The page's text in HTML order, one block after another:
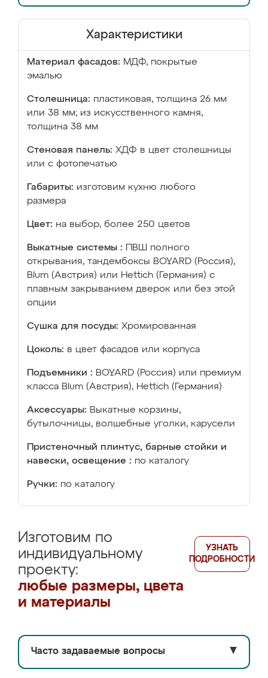
Характеристики
Материал фасадов: МДФ, покрытые
эмалью
Столешница: пластиковая, толщина 26 мм
или 38 мм; из искусственного камня,
толщина 38 мм
Стеновая панель: ХДФ в цвет столешницы
или с фотопечатью
Габариты: изготовим кухню любого
размера
Цвет: на выбор, более 250 цветов
Выкатные системы :
ПВШ полного
открывания, тандембоксы BOYARD (Россия),
Blum (Австрия) или Hettich (Германия) с
плавным закрыванием дверок или без этой
опции
Сушка для посуды: Хромированная
Цоколь: в цвет фасадов или корпуса
Подъемники : BOYARD (Россия) или премиум
класса Blum (Австрия), Hettich (Германия)
Аксессуары: Выкатные корзины,
бутылочницы, волшебные уголки, карусели
Пристеночный плинтус, барные стойки и
навески, освещение : по каталогу
Ручки: по каталогу
Изготовим по
индивидуальному
проекту:
любые размеры, цвета
и материалы
УЗНАТЬ
ПОДРОБНОСТИ
Часто задаваемые вопросы ▼